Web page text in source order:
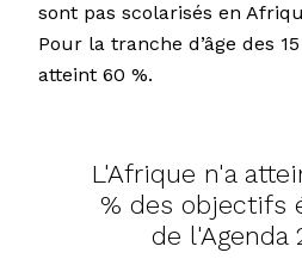
sont pas scolarisés en
Pour la tranche d’âge des
atteint 60 %.
L'Afrique n'a
% des objectifs
de l'Agenda